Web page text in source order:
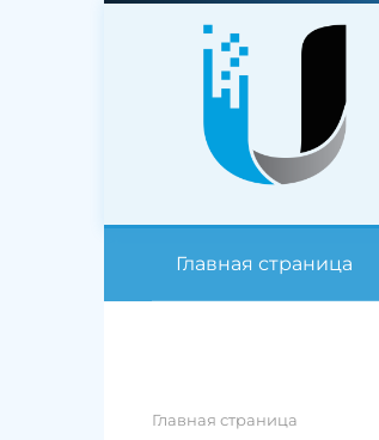
Главная страница
Главная страница